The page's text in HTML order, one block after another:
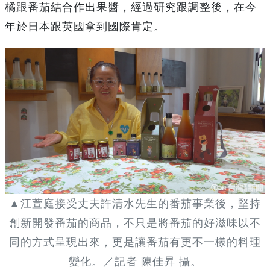
橘跟番茄結合作出果醬，經過研究跟調整後，在今
年於日本跟英國拿到國際肯定。
▲江萱庭接受丈夫許清水先生的番茄事業後，堅持
創新開發番茄的商品，不只是將番茄的好滋味以不
同的方式呈現出來，更是讓番茄有更不一樣的料理
變化。／記者 陳佳昇 攝。